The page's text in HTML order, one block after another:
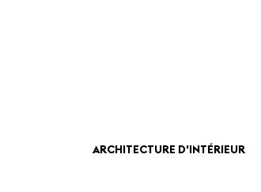
ARCHITECTURE D'INTÉRIEUR